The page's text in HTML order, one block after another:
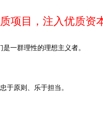
项目，注入优质资
是一群理性的理想主义者。
于原则、乐于担当。